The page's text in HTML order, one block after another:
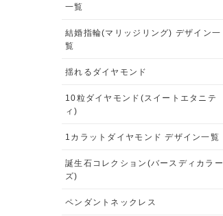
一覧
結婚指輪(マリッジリング) デザイン一
覧
揺れるダイヤモンド
10粒ダイヤモンド(スイートエタニテ
ィ)
1カラットダイヤモンド デザイン一覧
誕生石コレクション(バースディカラー
ズ)
ペンダントネックレス